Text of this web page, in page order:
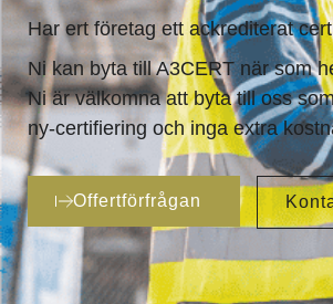
Har ert företag ett ackrediterat
Ni kan byta till A3CERT när som
Ni är välkomna att byta till oss
ny-certifiering och inga extra
Offertförfrågan